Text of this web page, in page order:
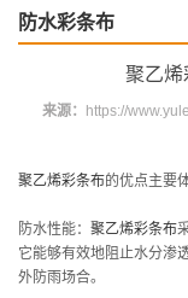
防水彩条布
聚乙
来源： https://
聚乙烯彩条布的优点主要
防水性能： 聚乙烯彩条布
它能够有效地阻止水分渗
外防雨场合。